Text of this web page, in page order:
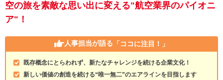
空の旅を素敵な思い出に変える"航空業界のパイオニ
ア"！
人事担当が語る 「ココに注目！」
既存概念にとらわれず、新たなチャレンジを続ける企業文化！
新しい価値の創造を続ける“唯一無二”のエアラインを目指します